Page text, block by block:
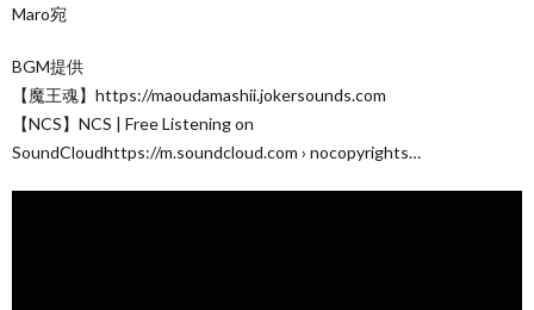
Maro宛
BGM提供
【魔王魂】https://maoudamashii.jokersounds.com
【NCS】NCS | Free Listening on
SoundCloudhttps://m.soundcloud.com › nocopyrights…